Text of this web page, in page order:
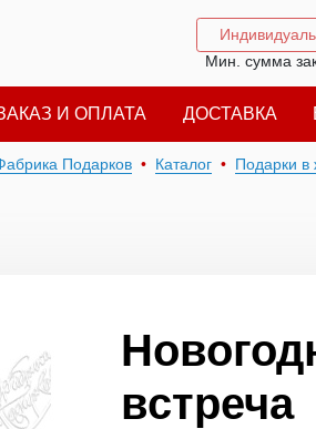
Мин. сумма
И ОПЛАТА ДОСТАВКА
Подарков Каталог
Подарки в
встреча